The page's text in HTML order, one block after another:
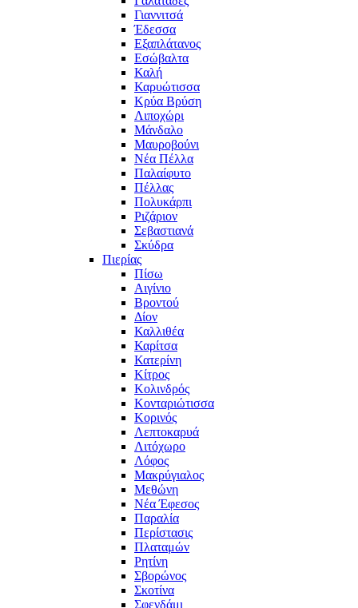
Γιαννιτσά
Έδεσσα
Εξαπλάτανος
Εσώβαλτα
Καλή
Καρυώτισσα
Κρύα Βρύση
Λιποχώρι
Μάνδαλο
Μαυροβούνι
Νέα Πέλλα
Παλαίφυτο
Πέλλας
Πολυκάρπι
Ριζάριον
Σεβαστιανά
Σκύδρα
Πιερίας
Πίσω
Αιγίνιο
Βροντού
Δίον
Καλλιθέα
Καρίτσα
Κατερίνη
Κίτρος
Κολινδρός
Κονταριώτισσα
Κορινός
Λεπτοκαρυά
Λιτόχωρο
Λόφος
Μακρύγιαλος
Μεθώνη
Νέα Έφεσος
Παραλία
Περίστασις
Πλαταμών
Ρητίνη
Σβορώνος
Σκοτίνα
Σφενδάμι